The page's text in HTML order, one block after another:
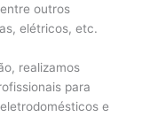
outros
elétricos, etc.
realizamos
para
e